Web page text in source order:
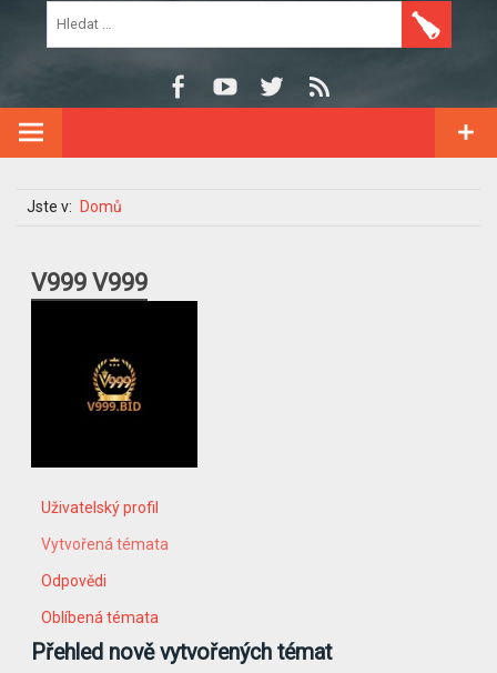
Jste v: Domů
V999 V999
Uživatelský profil
Vytvořená témata
Odpovědi
Oblíbená témata
Přehled nově vytvořených témat